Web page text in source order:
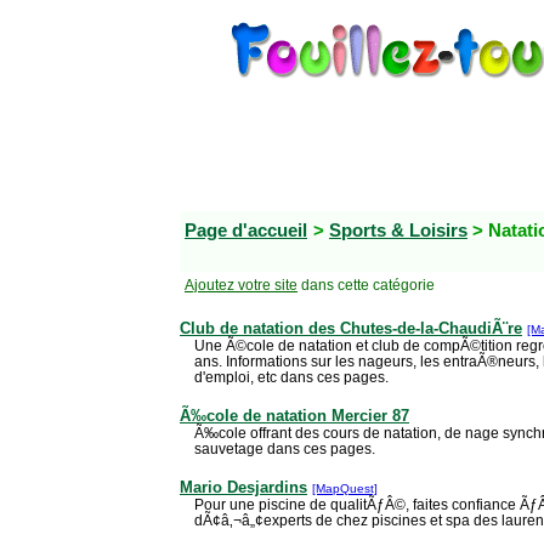
Page d'accueil > Sports & Loisirs >
Ajoutez votre site dans cette catégorie
Club de natation des Chutes-de-la-ChaudiÃ¨re
Une Ã©cole de natation et club de compÃ©tition
ans. Informations sur les nageurs, les
d'emploi, etc dans ces pages.
Ã‰cole de natation Mercier 87
Ã‰cole offrant des cours de natation, de nage
sauvetage dans ces pages.
Mario Desjardins [MapQuest]
Pour une piscine de qualitÃƒÂ©, faites confiance
dÃ¢â‚¬â„¢experts de chez piscines et spa des